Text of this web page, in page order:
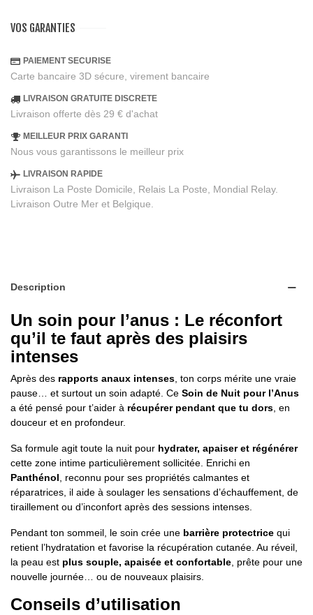
VOS GARANTIES
PAIEMENT SECURISE
Carte bancaire 3D sécure, virement bancaire
LIVRAISON GRATUITE DISCRETE
Livraison offerte dès 29 € d'achat
MEILLEUR PRIX GARANTI
Nous vous garantissons le meilleur prix
LIVRAISON RAPIDE
Livraison La Poste Domicile, Relais La Poste, Mondial Relay.
Livraison Outre Mer et Belgique.
Description
Un soin pour l’anus : Le réconfort
qu’il te faut après des plaisirs
intenses
Après des rapports anaux intenses , ton corps mérite une vraie
pause… et surtout un soin adapté. Ce Soin de Nuit pour l’Anus
a été pensé pour t’aider à récupérer pendant que tu dors , en
douceur et en profondeur.
Sa formule agit toute la nuit pour hydrater, apaiser et régénérer
cette zone intime particulièrement sollicitée. Enrichi en
Panthénol , reconnu pour ses propriétés calmantes et
réparatrices, il aide à soulager les sensations d’échauffement, de
tiraillement ou d’inconfort après des sessions intenses.
Pendant ton sommeil, le soin crée une barrière protectrice qui
retient l’hydratation et favorise la récupération cutanée. Au réveil,
la peau est plus souple, apaisée et confortable , prête pour une
nouvelle journée… ou de nouveaux plaisirs.
Conseils d’utilisation